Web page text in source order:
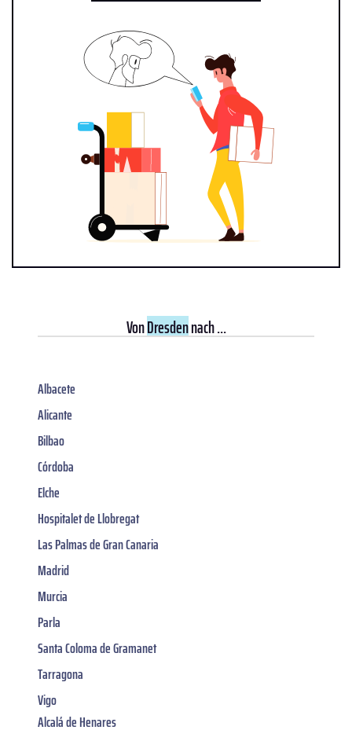
VonDresdennach ...
Albacete
Alicante
Bilbao
Córdoba
Elche
Hospitalet de Llobregat
Las Palmas de Gran Canaria
Madrid
Murcia
Parla
Santa Coloma de Gramanet
Tarragona
Vigo
Alcalá de Henares